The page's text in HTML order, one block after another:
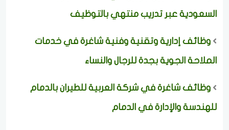
السعودية عبر تدريب منتهي بالتوظيف
وظائف إدارية وتقنية وفنية شاغرة في خدمات
الملاحة الجوية بجدة للرجال والنساء
وظائف شاغرة في شركة العربية للطيران بالدمام
للهندسة والإدارة في الدمام